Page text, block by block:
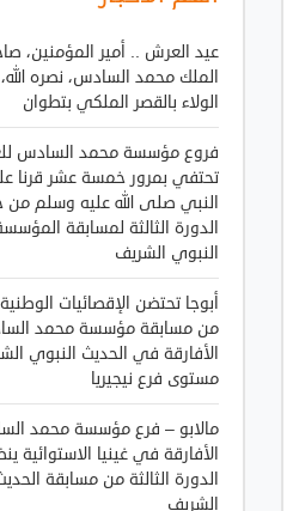
عيد العرش .. أمير المؤمنين،
الملك محمد السادس، نصره
الولاء بالقصر الملكي بتطوان
فروع مؤسسة محمد السادس
تحتفي بمرور خمسة عشر قرنا
النبي صلى الله عليه وسلم من
الدورة الثالثة لمسابقة
النبوي الشريف
أبوجا تحتضن الإقصائيات الوطنية
من مسابقة مؤسسة محمد
الأفارقة في الحديث النبوي
مستوى فرع نيجيريا
مالابو – فرع مؤسسة محمد
الأفارقة في غينيا الاستوائية
الدورة الثالثة من مسابقة
الشريف